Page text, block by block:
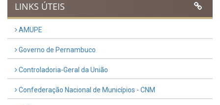
LINKS ÚTEIS
AMUPE
Governo de Pernambuco
Controladoria-Geral da União
Confederação Nacional de Municípios - CNM